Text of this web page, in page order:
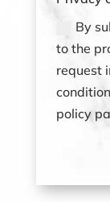
By
to the
request
policy